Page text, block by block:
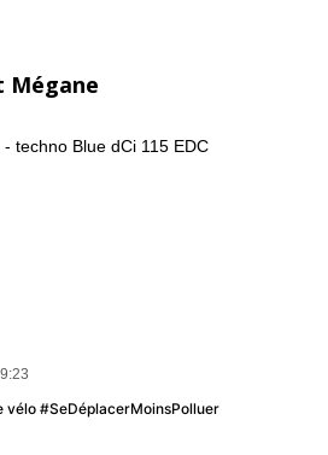
Mégane
techno Blue dCi 115 EDC
vélo #SeDéplacerMoinsPolluer